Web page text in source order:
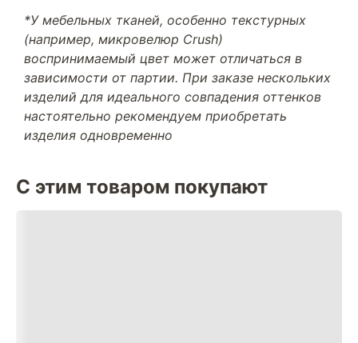
*У мебельных тканей, особенно текстурных
(например, микровелюр Crush)
воспринимаемый цвет может отличаться в
зависимости от партии. При заказе нескольких
изделий для идеального совпадения оттенков
настоятельно рекомендуем приобретать
изделия одновременно
С этим товаром покупают